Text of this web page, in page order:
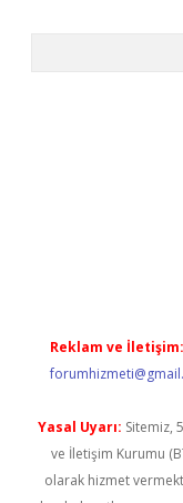
Reklam ve İletişim:
Yasal Uyarı: Sitemiz,
ve İletişim Kurumu
olarak hizmet